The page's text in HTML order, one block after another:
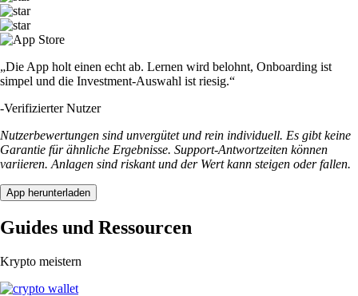
„Die App holt einen echt ab. Lernen wird belohnt, Onboarding ist
simpel und die Investment-Auswahl ist riesig.“
-Verifizierter Nutzer
Nutzerbewertungen sind unvergütet und rein individuell. Es gibt keine
Garantie für ähnliche Ergebnisse. Support-Antwortzeiten können
variieren. Anlagen sind riskant und der Wert kann steigen oder fallen.
App herunterladen
Guides und Ressourcen
Krypto meistern